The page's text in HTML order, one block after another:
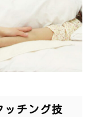
ッチング技